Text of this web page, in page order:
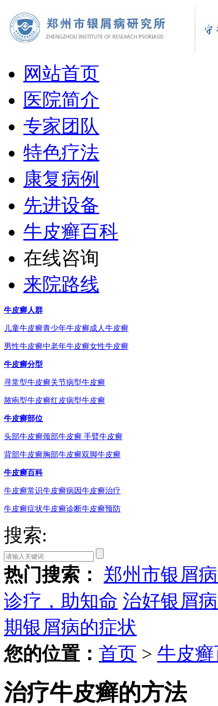
网站首页
医院简介
专家团队
特色疗法
康复病例
先进设备
牛皮癣百科
在线咨询
来院路线
牛皮癣人群
儿童牛皮癣青少年牛皮癣成人牛皮癣
男性牛皮癣中老年牛皮癣女性牛皮癣
牛皮癣分型
寻常型牛皮癣关节病型牛皮癣
脓疱型牛皮癣红皮病型牛皮癣
牛皮癣部位
头部牛皮癣颈部牛皮癣 手臂牛皮癣
背部牛皮癣胸部牛皮癣双脚牛皮癣
牛皮癣百科
牛皮癣常识牛皮癣病因牛皮癣治疗
牛皮癣症状牛皮癣诊断牛皮癣预防
搜索:
热门搜索：
郑州市银屑
诊疗，助知命 治好银屑
期银屑病的症状
您的位置： 首页 > 牛皮
治疗牛皮癣的方法